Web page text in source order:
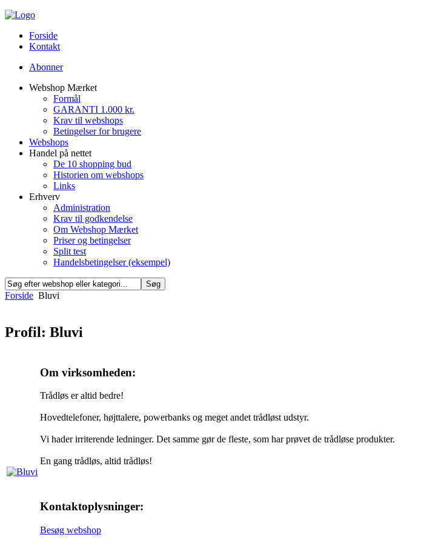
Forside
Kontakt
Abonner
Webshop Mærket
Formål
GARANTI 1.000 kr.
Krav til webshops
Betingelser for brugere
Webshops
Handel på nettet
De 10 shopping bud
Historien om webshops
Links
Erhverv
Administration
Krav til godkendelse
Om Webshop Mærket
Priser og betingelser
Split test
Handelsbetingelser (eksempel)
Forside Bluvi
Profil: Bluvi
Om virksomheden:
Trådløs er altid bedre!
Hovedtelefoner, højttalere, powerbanks og meget andet trådløst udstyr.
Vi hader irriterende ledninger. Det samme gør de fleste, som har prøvet de trådløse produkter.
En gang trådløs, altid trådløs!
Kontaktoplysninger:
Besøg webshop